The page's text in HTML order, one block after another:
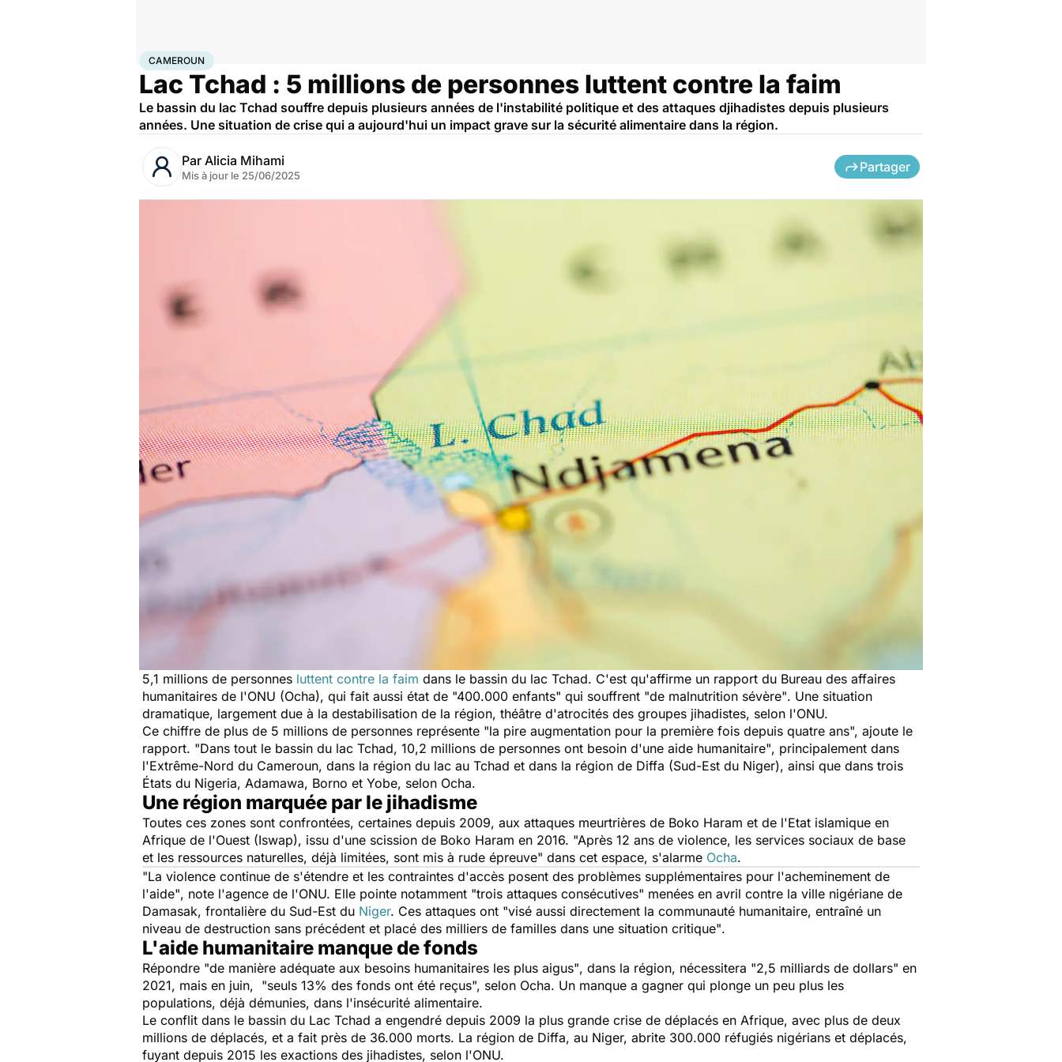
AccueilSantéSociété
CAMEROUN
Lac Tchad : 5 millions de personnes luttent contre la faim
Le bassin du lac Tchad souffre depuis plusieurs années de l'instabilité politique et des attaques djihadistes depuis plusieurs
années. Une situation de crise qui a aujourd'hui un impact grave sur la sécurité alimentaire dans la région.
Par Alicia Mihami
Mis à jour le 25/06/2025
Partager
5,1 millions de personnes luttent contre la faim dans le bassin du lac Tchad. C'est qu'affirme un rapport du Bureau des affaires
humanitaires de l'ONU (Ocha), qui fait aussi état de "400.000 enfants" qui souffrent "de malnutrition sévère". Une situation
dramatique, largement due à la destabilisation de la région, théâtre d'atrocités des groupes jihadistes, selon l'ONU.
Ce chiffre de plus de 5 millions de personnes représente "la pire augmentation pour la première fois depuis quatre ans", ajoute le
rapport. "Dans tout le bassin du lac Tchad, 10,2 millions de personnes ont besoin d'une aide humanitaire", principalement dans
l'Extrême-Nord du Cameroun, dans la région du lac au Tchad et dans la région de Diffa (Sud-Est du Niger), ainsi que dans trois
États du Nigeria, Adamawa, Borno et Yobe, selon Ocha.
Une région marquée par le jihadisme
Toutes ces zones sont confrontées, certaines depuis 2009, aux attaques meurtrières de Boko Haram et de l'Etat islamique en
Afrique de l'Ouest (Iswap), issu d'une scission de Boko Haram en 2016. "Après 12 ans de violence, les services sociaux de base
et les ressources naturelles, déjà limitées, sont mis à rude épreuve" dans cet espace, s'alarme Ocha.
"La violence continue de s'étendre et les contraintes d'accès posent des problèmes supplémentaires pour l'acheminement de
l'aide", note l'agence de l'ONU. Elle pointe notamment "trois attaques consécutives" menées en avril contre la ville nigériane de
Damasak, frontalière du Sud-Est du Niger. Ces attaques ont "visé aussi directement la communauté humanitaire, entraîné un
niveau de destruction sans précédent et placé des milliers de familles dans une situation critique".
L'aide humanitaire manque de fonds
Répondre "de manière adéquate aux besoins humanitaires les plus aigus", dans la région, nécessitera "2,5 milliards de dollars" en
2021, mais en juin, "seuls 13% des fonds ont été reçus", selon Ocha. Un manque a gagner qui plonge un peu plus les
populations, déjà démunies, dans l'insécurité alimentaire.
Le conflit dans le bassin du Lac Tchad a engendré depuis 2009 la plus grande crise de déplacés en Afrique, avec plus de deux
millions de déplacés, et a fait près de 36.000 morts. La région de Diffa, au Niger, abrite 300.000 réfugiés nigérians et déplacés,
fuyant depuis 2015 les exactions des jihadistes, selon l'ONU.